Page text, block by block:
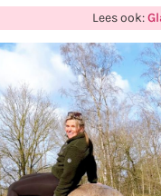
Lees ook: